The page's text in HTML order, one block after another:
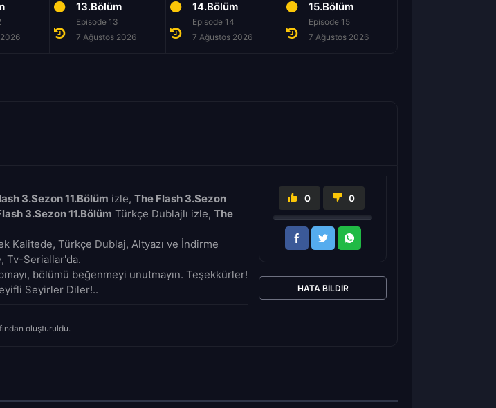
13.Bölüm
Episode 13
7 Ağustos 2026
14.Bölüm
Episode 14
7 Ağustos 2026
15.Bölüm
Episode 15
7 Ağustos 2026
3.Sezon 11.Bölüm izle, The Flash 3.Sezon
3.Sezon 11.Bölüm Türkçe Dublajlı izle, The
Kalitede, Türkçe Dublaj, Altyazı ve İndirme
Tv-Seriallar'da.
bölümü beğenmeyi unutmayın. Teşekkürler!
Seyirler Diler!..
oluşturuldu.
0 0
HATA BILDIR